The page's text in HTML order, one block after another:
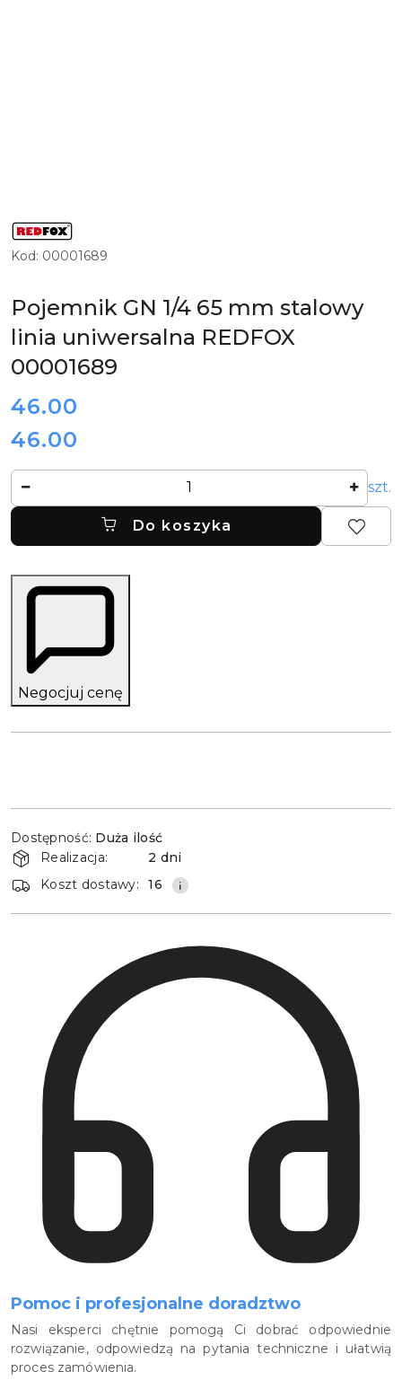
LOGO
PRODUCENTA
PROFESJONALNYCH
URZĄDZEŃ
GASTRONOMII
REDFOX
Kod: 00001689
Pojemnik GN 1/4 65 mm stalowy
linia uniwersalna REDFOX
00001689
cena:
46.00
Cena:
46.00
szt.
Do koszyka
Negocjuj cenę
i
dostawa
Dostępność: Duża ilość
Realizacja:
2 dni
Koszt dostawy:
16
Pomoc i profesjonalne doradztwo
Nasi eksperci chętnie pomogą Ci dobrać odpowiednie
rozwiązanie, odpowiedzą na pytania techniczne i ułatwią
proces zamówienia.